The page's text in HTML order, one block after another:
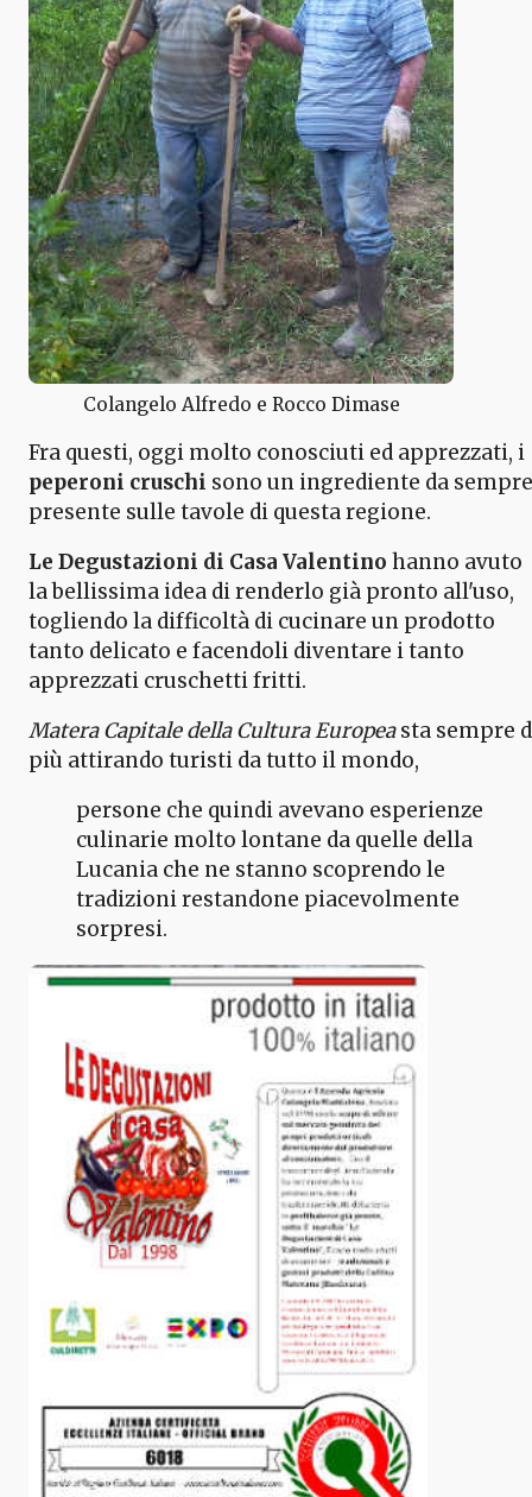
Colangelo Alfredo e Rocco Dimase
Fra questi, oggi molto conosciuti ed apprezzati, i
peperoni cruschi sono un ingrediente da sempre
presente sulle tavole di questa regione.
Le Degustazioni di Casa Valentino hanno avuto
la bellissima idea di renderlo già pronto all'uso,
togliendo la difficoltà di cucinare un prodotto
tanto delicato e facendoli diventare i tanto
apprezzati cruschetti fritti.
Matera Capitale della Cultura Europeasta sempre
più attirando turisti da tutto il mondo,
persone che quindi avevano esperienze
culinarie molto lontane da quelle della
Lucania che ne stanno scoprendo le
tradizioni restandone piacevolmente
sorpresi.